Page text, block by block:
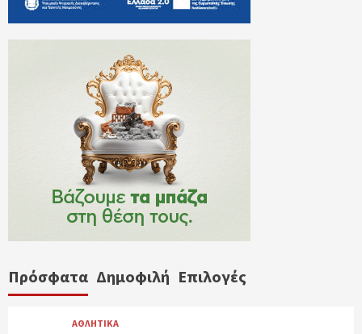
Πρόσφατα Δημοφιλή Επιλογές
ΑΘΛΗΤΙΚΑ